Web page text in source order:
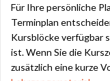
Für Ihre persönliche
Terminplan
Kursblöcke verfügbar
ist. Wenn Sie die
zusätzlich eine kurze